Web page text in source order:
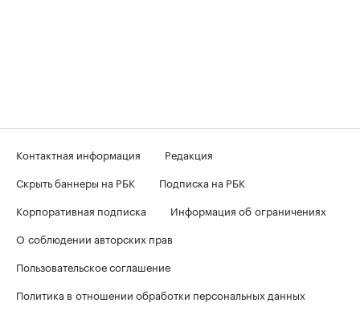
Контактная информация
Редакция
Скрыть баннеры на РБК
Подписка на РБК
Корпоративная подписка
Информация об ограничениях
О соблюдении авторских прав
Пользовательское соглашение
Политика в отношении обработки персональных данных